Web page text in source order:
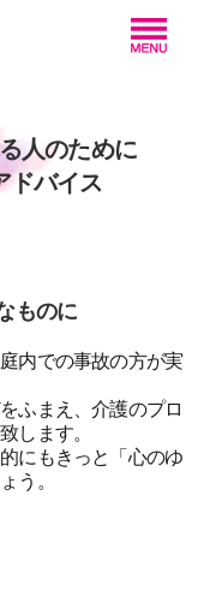
人のために
ドバイス
ものに
内での事故の方が実
ふまえ、介護のプロ
します。
にもきっと「心のゆ
う。